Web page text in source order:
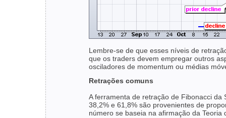
Lembre-se de que esses níveis de
que os traders devem empregar outros
osciladores de momentum ou médias
Retrações comuns
A ferramenta de retração de Fibonacci da
38,2% e 61,8% são provenientes de
número se baseia na afirmação da